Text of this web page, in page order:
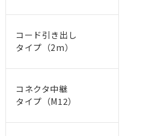
コード引き出し
タイプ（2m）
コネクタ中継
タイプ（M12）